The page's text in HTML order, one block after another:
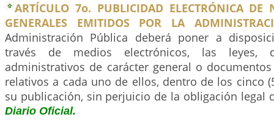
ARTÍCULO 7o. PUBLICIDAD ELECTRÓNICA DE
GENERALES EMITIDOS POR LA
Administración Pública deberá poner a
través de medios electrónicos, las leyes,
administrativos de carácter general o
relativos a cada uno de ellos, dentro de los cinco
su publicación, sin perjuicio de la obligación legal
Diario Oficial.